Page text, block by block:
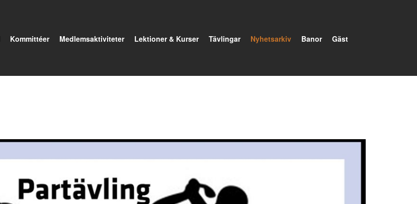
Kommittéer Medlemsaktiviteter Lektioner & Kurser Tävlingar Nyhetsarkiv Banor Gäst